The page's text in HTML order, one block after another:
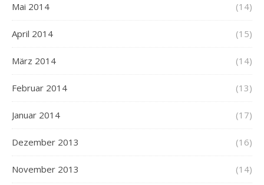
Mai 2014 (14)
April 2014 (15)
März 2014 (14)
Februar 2014 (13)
Januar 2014 (17)
Dezember 2013 (16)
November 2013 (14)